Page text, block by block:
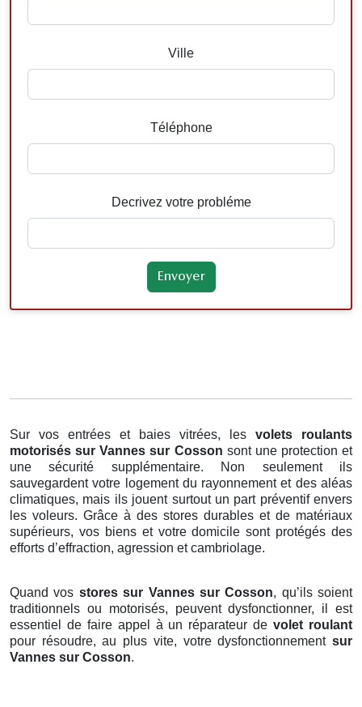
Ville
Téléphone
Decrivez votre probléme
Sur vos entrées et baies vitrées, les volets roulants
motorisés sur Vannes sur Cosson sont une protection et
une sécurité supplémentaire. Non seulement ils
sauvegardent votre logement du rayonnement et des aléas
climatiques, mais ils jouent surtout un part préventif envers
les voleurs. Grâce à des stores durables et de matériaux
supérieurs, vos biens et votre domicile sont protégés des
efforts d’effraction, agression et cambriolage.
Quand vos stores sur Vannes sur Cosson, qu’ils soient
traditionnels ou motorisés, peuvent dysfonctionner, il est
essentiel de faire appel à un réparateur devolet roulant
pour résoudre, au plus vite, votre dysfonctionnement sur
Vannes sur Cosson.